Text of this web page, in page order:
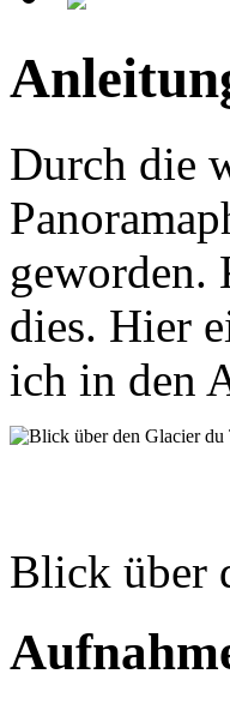
Durch die
geworden.
dies. Hier
ich in den
Blick über